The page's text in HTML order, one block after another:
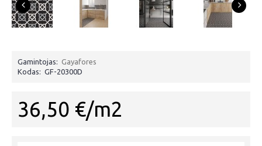
Gamintojas: Gayafores
Kodas: GF-20300D
36,50 €/m2